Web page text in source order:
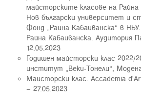
майсторските класове на Райна
Нов български университет и
Фонд „Райна Кабаиванска“ в
Райна Кабаиванска. Аудитория
12.05.2023
Годишен майсторски клас 2022/
институт „Веки-Тонели“,
Майсторски клас. Accademia
– 27.05.2023